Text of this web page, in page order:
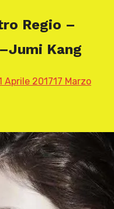
Regio –
Kang
Aprile 201717 Marzo